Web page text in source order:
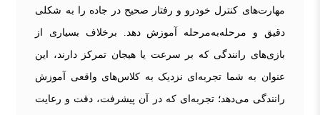
مهارت‌های کنترل خودرو و رفتار صحیح در جاده را به شکلی
دقیق و مرحله‌به‌مرحله آموزش دهد. برخلاف بسیاری از
بازی‌های رانندگی که بر سرعت یا هیجان تمرکز دارند، این
عنوان به شما تجربه‌ای نزدیک به کلاس‌های واقعی آموزش
رانندگی می‌دهد؛ تجربه‌ای که در آن پیشرفت، دقت و رعایت